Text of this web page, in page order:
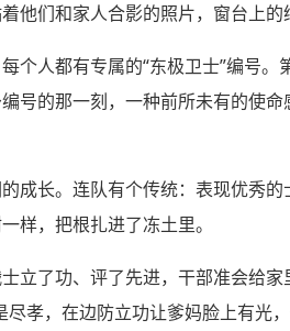
他们和家人合影的照片，窗台上的
个人都有专属的“东极卫士”编号
号的那一刻，一种前所未有的使
成长。连队有个传统：表现优秀
样，把根扎进了冻土里。
立了功、评了先进，干部准会给
孝，在边防立功让爹妈脸上有光，